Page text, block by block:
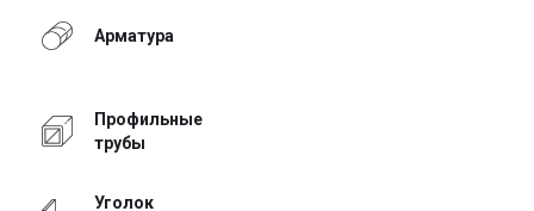
Арматура
Профильные
трубы
Уголок